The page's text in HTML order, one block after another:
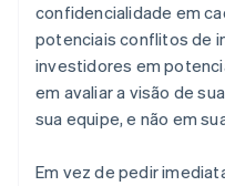
confidencialidade em
potenciais conflitos de
investidores em
em avaliar a visão de
sua equipe, e não em
Em vez de pedir